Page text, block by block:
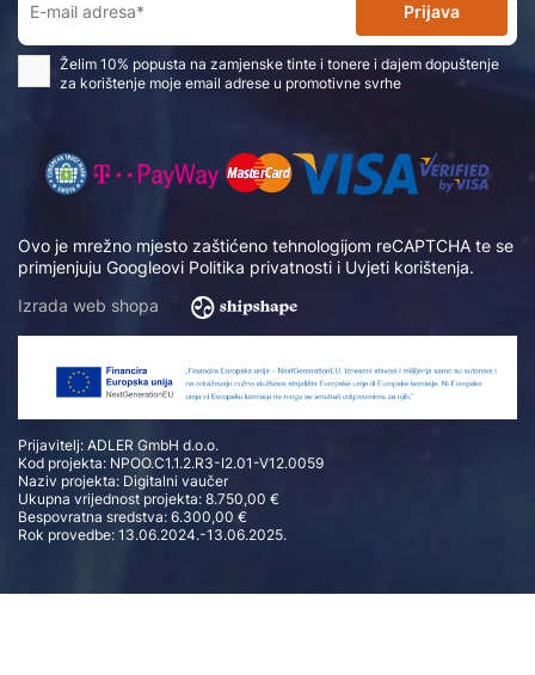
Ovo je mrežno mjesto zaštićeno tehnologijom reCAPTCHA te se
primjenjuju Googleovi Politika privatnosti i Uvjeti korištenja.
Izrada web shopa
Prijavitelj: ADLER GmbH d.o.o.
Kod projekta: NPOO.C1.1.2.R3-I2.01-V12.0059
Naziv projekta: Digitalni vaučer
Ukupna vrijednost projekta: 8.750,00 €
Bespovratna sredstva: 6.300,00 €
Rok provedbe: 13.06.2024.-13.06.2025.
Prijava
Želim 10% popusta na zamjenske tinte i tonere i dajem dopuštenje
za korištenje moje email adrese u promotivne svrhe